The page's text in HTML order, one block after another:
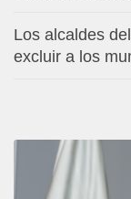
Los alcaldes
excluir a los